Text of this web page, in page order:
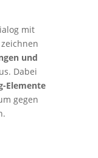
mit
und
Dabei
Elemente
gegen